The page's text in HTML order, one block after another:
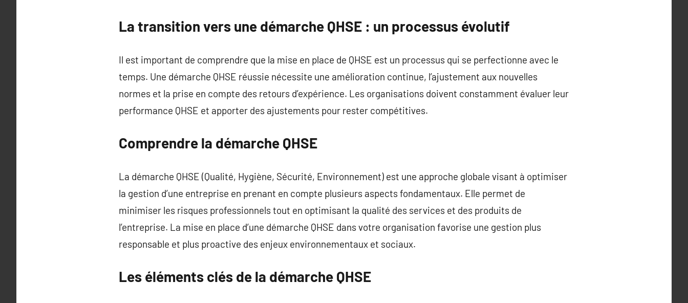
La transition vers une démarche QHSE : un processus évolutif
Il est important de comprendre que la mise en place de QHSE est un processus qui se perfectionne avec le
temps. Une démarche QHSE réussie nécessite une amélioration continue, l’ajustement aux nouvelles
normes et la prise en compte des retours d’expérience. Les organisations doivent constamment évaluer leur
performance QHSE et apporter des ajustements pour rester compétitives.
Comprendre la démarche QHSE
La démarche QHSE (Qualité, Hygiène, Sécurité, Environnement) est une approche globale visant à optimiser
la gestion d’une entreprise en prenant en compte plusieurs aspects fondamentaux. Elle permet de
minimiser les risques professionnels tout en optimisant la qualité des services et des produits de
l’entreprise. La mise en place d’une démarche QHSE dans votre organisation favorise une gestion plus
responsable et plus proactive des enjeux environnementaux et sociaux.
Les éléments clés de la démarche QHSE